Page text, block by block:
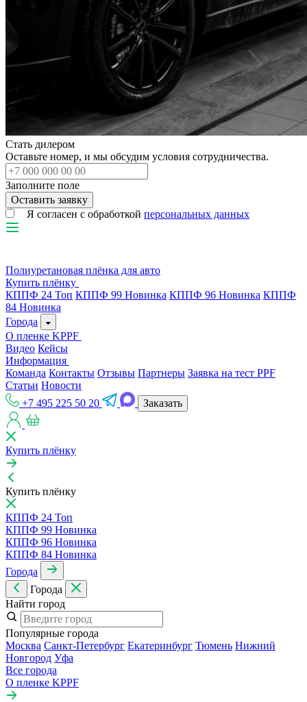
Стать дилером
Оставьте номер, и мы обсудим условия сотрудничества.
Заполните поле
Я согласен с обработкой персональных данных
Полиуретановая плёнка для авто
Купить плёнку
КППФ 24 Топ КППФ 99 Новинка КППФ 96 Новинка КППФ
84 Новинка
Города
О пленке KPPF
Видео Кейсы
Информация
Команда Контакты Отзывы Партнеры Заявка на тест PPF
Статьи Новости
+7 495 225 50 20
Заказать
Купить плёнку
Купить плёнку
КППФ 24 Топ
КППФ 99 Новинка
КППФ 96 Новинка
КППФ 84 Новинка
Города
Города
Найти город
Популярные города
Москва Санкт-Петербур Екатеринбур Тюмень Нижний
Новгород Уфа
Все города
О пленке KPPF